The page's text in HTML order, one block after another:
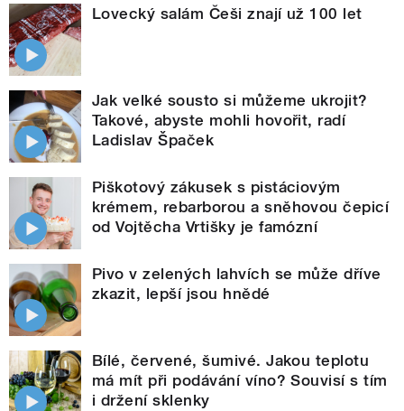
Lovecký salám Češi znají už 100 let
Jak velké sousto si můžeme ukrojit?
Takové, abyste mohli hovořit, radí
Ladislav Špaček
Piškotový zákusek s pistáciovým
krémem, rebarborou a sněhovou čepicí
od Vojtěcha Vrtišky je famózní
Pivo v zelených lahvích se může dříve
zkazit, lepší jsou hnědé
Bílé, červené, šumivé. Jakou teplotu
má mít při podávání víno? Souvisí s tím
i držení sklenky